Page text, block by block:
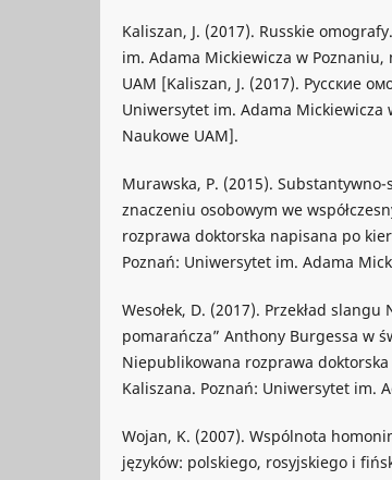
Kaliszan, J. (2017). Russkie
im. Adama Mickiewicza w
UAM [Kaliszan, J. (2017). Русские
Uniwersytet im. Adama Mickiewicza
Naukowe UAM].
Murawska, P. (2015).
znaczeniu osobowym we
rozprawa doktorska napisana po
Poznań: Uniwersytet im. Adama
Wesołek, D. (2017). Przekład
pomarańcza” Anthony Burgessa w
Niepublikowana rozprawa
Kaliszana. Poznań: Uniwersytet im.
Wojan, K. (2007). Wspólnota
języków: polskiego, rosyjskiego i